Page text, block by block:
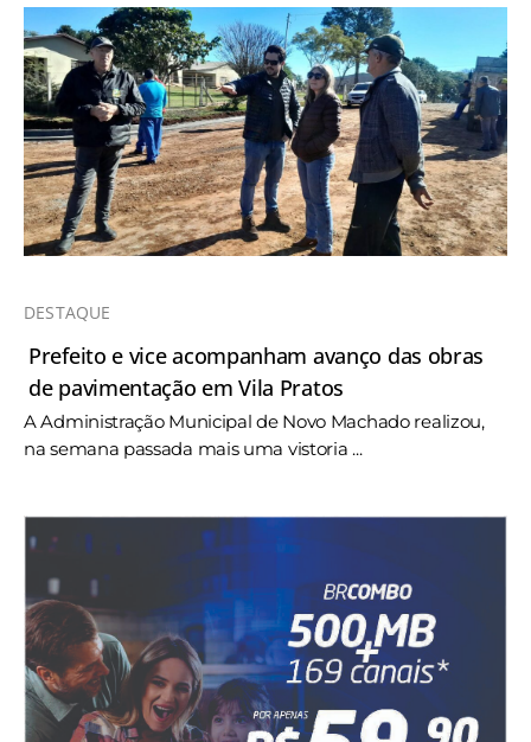
DESTAQUE
Prefeito e vice acompanham avanço das obras
de pavimentação em Vila Pratos
A Administração Municipal de Novo Machado realizou,
na semana passada mais uma vistoria ...